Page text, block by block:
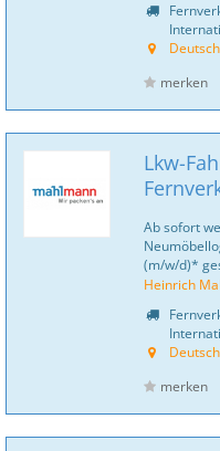
merken
Lkw-
Ab sofort
(m/w/d)*
Heinrich
merken